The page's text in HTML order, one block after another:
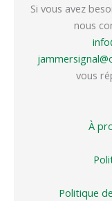
Si vous avez
nous
vous
À
Politique